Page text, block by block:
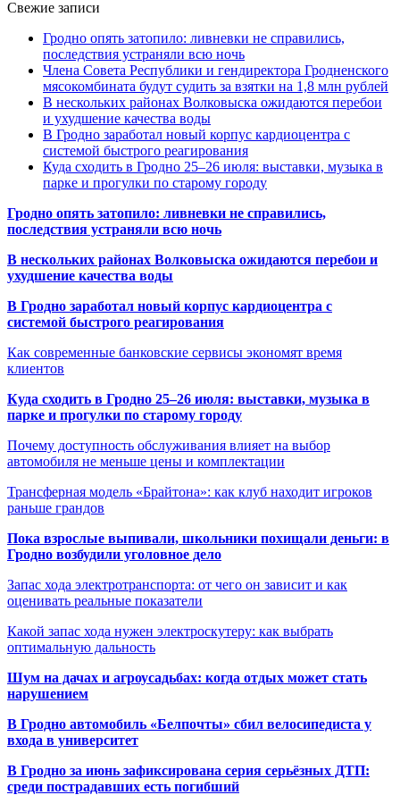
Свежие записи
Гродно опять затопило: ливневки не справились,
последствия устраняли всю ночь
Члена Совета Республики и гендиректора Гродненского
мясокомбината будут судить за взятки на 1,8 млн рублей
В нескольких районах Волковыска ожидаются перебои
и ухудшение качества воды
В Гродно заработал новый корпус кардиоцентра с
системой быстрого реагирования
Куда сходить в Гродно 25–26 июля: выставки, музыка в
парке и прогулки по старому городу
Гродно опять затопило: ливневки не справились,
последствия устраняли всю ночь
В нескольких районах Волковыска ожидаются перебои и
ухудшение качества воды
В Гродно заработал новый корпус кардиоцентра с
системой быстрого реагирования
Как современные банковские сервисы экономят время
клиентов
Куда сходить в Гродно 25–26 июля: выставки, музыка в
парке и прогулки по старому городу
Почему доступность обслуживания влияет на выбор
автомобиля не меньше цены и комплектации
Трансферная модель «Брайтона»: как клуб находит игроков
раньше грандов
Пока взрослые выпивали, школьники похищали деньги: в
Гродно возбудили уголовное дело
Запас хода электротранспорта: от чего он зависит и как
оценивать реальные показатели
Какой запас хода нужен электроскутеру: как выбрать
оптимальную дальность
Шум на дачах и агроусадьбах: когда отдых может стать
нарушением
В Гродно автомобиль «Белпочты» сбил велосипедиста у
входа в университет
В Гродно за июнь зафиксирована серия серьёзных ДТП:
среди пострадавших есть погибший